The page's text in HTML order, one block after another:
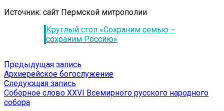
Источник: сайт Пермской митрополии
Круглый стол «Сохраним семью –
сохраним Россию»
Навигация
по
записям
Предыдущая запись
запись:
Архиерейское богослужение
Следующая запись
запись:
Соборное слово XXVI Всемирного русского народного
собора